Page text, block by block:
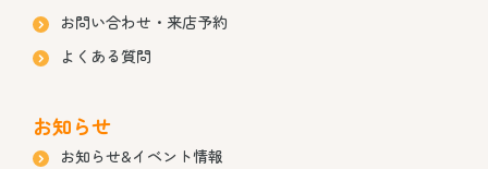
お問い合わせ・来店予約
よくある質問
お知らせ
お知らせ&イベント情報